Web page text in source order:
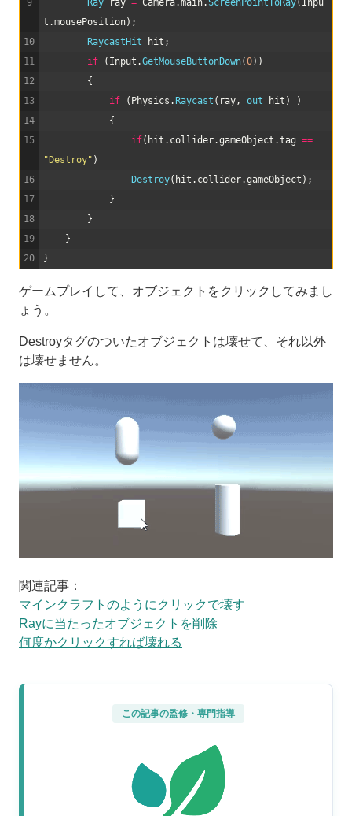
9
10
11
12
13
14
15
16
17
18
19
20
Ray ray = Camera. main.ScreenPointToRay( Inpu
t .mousePosition) ;
RaycastHit
hit ;
if
( Input .GetMouseButtonDown(0) )
{
if
( Physics . Raycast ( ray, out hit )
)
{
if( hit . collider.gameObject .tag ==
"Destroy" )
Destroy( hit . collider.gameObject ) ;
}
}
}
}
ゲームプレイして、オブジェクトをクリックしてみまし
ょう。
Destroyタグのついたオブジェクトは壊せて、それ以外
は壊せません。
関連記事：
マインクラフトのようにクリックで壊す
Rayに当たったオブジェクトを削除
何度かクリックすれば壊れる
この記事の監修・専門指導